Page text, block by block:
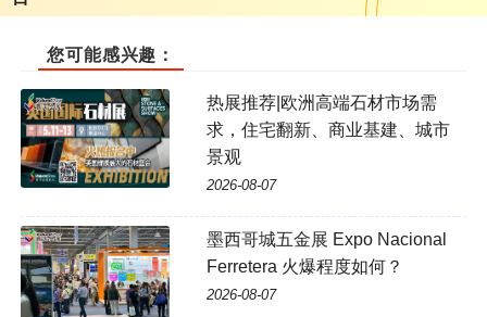
您可能感兴趣：
热展推荐|欧洲高端石材市场需
求，住宅翻新、商业基建、城市
景观
2026-08-07
墨西哥城五金展 Expo Nacional
Ferretera 火爆程度如何？
2026-08-07